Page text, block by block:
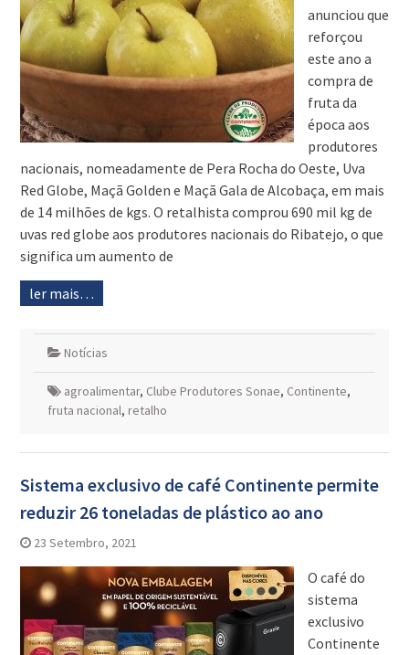
anunciou que
reforçou
este ano a
compra de
fruta da
época aos
produtores
nacionais, nomeadamente de Pera Rocha do Oeste, Uva
Red Globe, Maçã Golden e Maçã Gala de Alcobaça, em mais
de 14 milhões de kgs. O retalhista comprou 690 mil kg de
uvas red globe aos produtores nacionais do Ribatejo, o que
significa um aumento de
ler mais…
Notícias
agroalimentar, Clube Produtores Sonae, Continente,
fruta nacional, retalho
Sistema exclusivo de café Continente permite
reduzir 26 toneladas de plástico ao ano
23 Setembro, 2021
O café do
sistema
exclusivo
Continente